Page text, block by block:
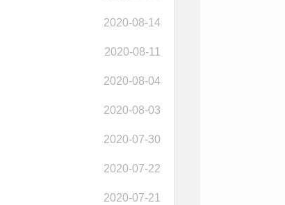
2020-08-14
2020-08-11
2020-08-04
2020-08-03
2020-07-30
2020-07-22
2020-07-21